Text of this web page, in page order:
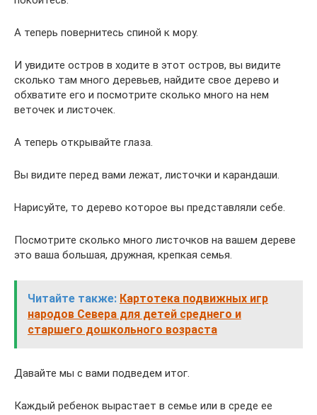
А теперь повернитесь спиной к мору.
И увидите остров в ходите в этот остров, вы видите
сколько там много деревьев, найдите свое дерево и
обхватите его и посмотрите сколько много на нем
веточек и листочек.
А теперь открывайте глаза.
Вы видите перед вами лежат, листочки и карандаши.
Нарисуйте, то дерево которое вы представляли себе.
Посмотрите сколько много листочков на вашем дереве
это ваша большая, дружная, крепкая семья.
Читайте также: Картотека подвижных игр
народов Севера для детей среднего и
старшего дошкольного возраста
Давайте мы с вами подведем итог.
Каждый ребенок вырастает в семье или в среде ее